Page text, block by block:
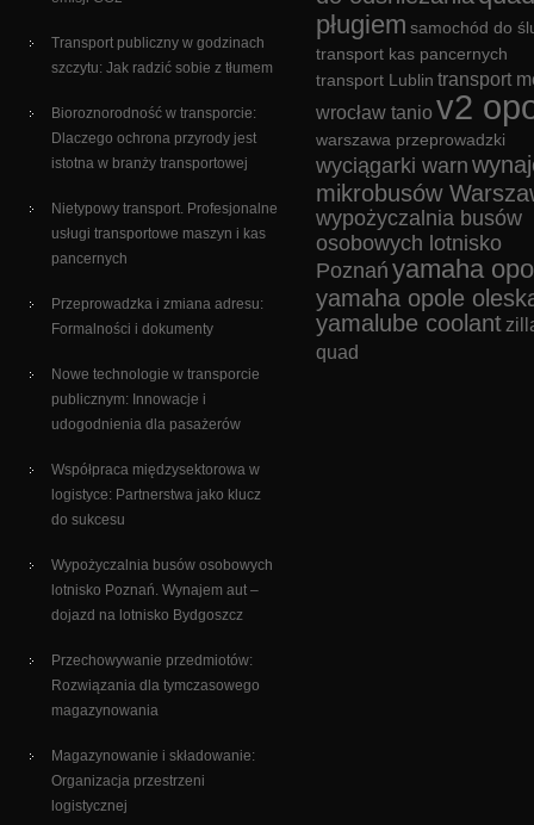
Transport publiczny w godzinach
szczytu: Jak radzić sobie z tłumem
Bioroznorodność w transporcie:
Dlaczego ochrona przyrody jest
istotna w branży transportowej
Nietypowy transport. Profesjonalne
usługi transportowe maszyn i kas
pancernych
Przeprowadzka i zmiana adresu:
Formalności i dokumenty
Nowe technologie w transporcie
publicznym: Innowacje i
udogodnienia dla pasażerów
Współpraca międzysektorowa w
logistyce: Partnerstwa jako klucz
do sukcesu
Wypożyczalnia busów osobowych
lotnisko Poznań. Wynajem aut –
dojazd na lotnisko Bydgoszcz
Przechowywanie przedmiotów:
Rozwiązania dla tymczasowego
magazynowania
Magazynowanie i składowanie:
Organizacja przestrzeni
logistycznej
pługiem samochód do
transport kas pancernych
transport Lublin transport
wrocław tanio v2
warszawa przeprowadzki
wyciągarki warn
mikrobusów
wypożyczalnia busów
osobowych lotnisko
Poznań yamaha
yamaha opole
yamalube coolant
quad